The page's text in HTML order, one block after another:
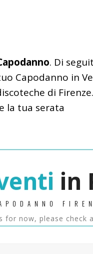
. Di
Capodanno in
di
la tua serata
in
for now, please check